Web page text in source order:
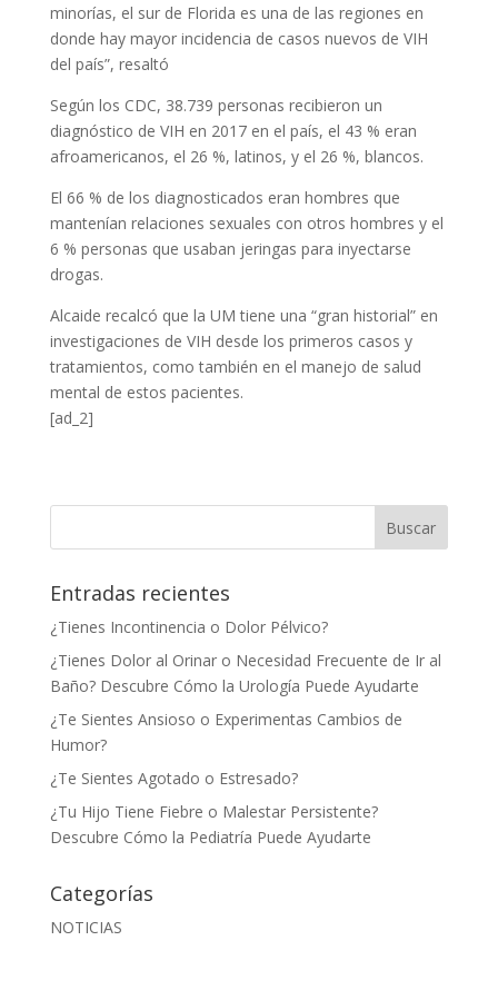
minorías, el sur de Florida es una de las regiones en
donde hay mayor incidencia de casos nuevos de VIH
del país”, resaltó
Según los CDC, 38.739 personas recibieron un
diagnóstico de VIH en 2017 en el país, el 43 % eran
afroamericanos, el 26 %, latinos, y el 26 %, blancos.
El 66 % de los diagnosticados eran hombres que
mantenían relaciones sexuales con otros hombres y el
6 % personas que usaban jeringas para inyectarse
drogas.
Alcaide recalcó que la UM tiene una “gran historial” en
investigaciones de VIH desde los primeros casos y
tratamientos, como también en el manejo de salud
mental de estos pacientes.
[ad_2]
Entradas recientes
¿Tienes Incontinencia o Dolor Pélvico?
¿Tienes Dolor al Orinar o Necesidad Frecuente de Ir al
Baño? Descubre Cómo la Urología Puede Ayudarte
¿Te Sientes Ansioso o Experimentas Cambios de
Humor?
¿Te Sientes Agotado o Estresado?
¿Tu Hijo Tiene Fiebre o Malestar Persistente?
Descubre Cómo la Pediatría Puede Ayudarte
Categorías
NOTICIAS